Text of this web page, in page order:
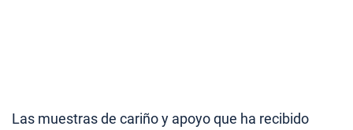
Las muestras de cariño y apoyo que ha recibido